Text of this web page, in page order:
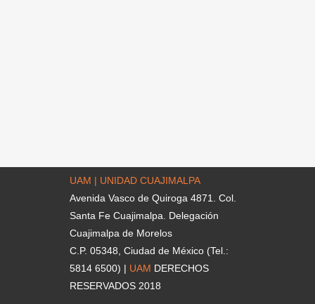
UAM | UNIDAD CUAJIMALPA
Avenida Vasco de Quiroga 4871. Col.
Santa Fe Cuajimalpa. Delegación
Cuajimalpa de Morelos
C.P. 05348, Ciudad de México (Tel.:
5814 6500) | UAM DERECHOS
RESERVADOS 2018